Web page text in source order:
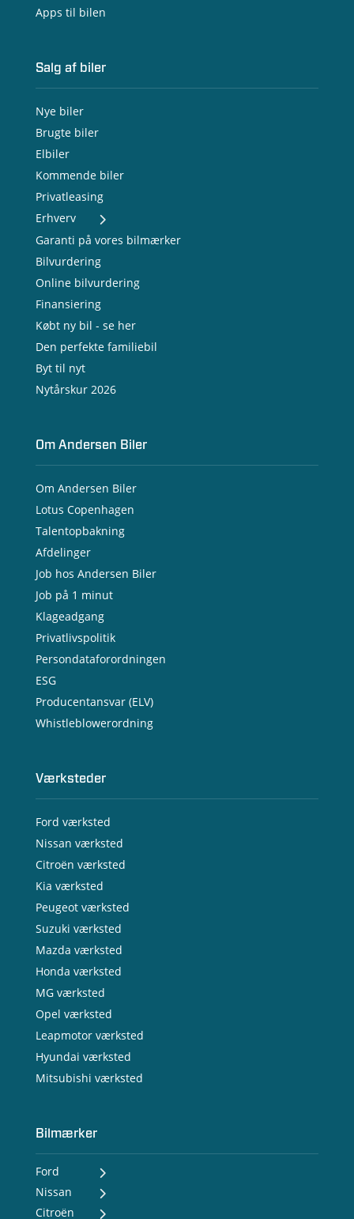
Apps til bilen
Salg af biler
Nye biler
Brugte biler
Elbiler
Kommende biler
Privatleasing
Erhverv
- Nye varebiler
- Brugte varebiler
- Erhvervsleasing
- Testkørsel
- Serviceaftale
- Opladning
Garanti på vores bilmærker
Bilvurdering
Online bilvurdering
Finansiering
Købt ny bil - se her
Den perfekte familiebil
Byt til nyt
Nytårskur 2026
Om Andersen Biler
Om Andersen Biler
Lotus Copenhagen
Talentopbakning
Afdelinger
Job hos Andersen Biler
Job på 1 minut
Klageadgang
Privatlivspolitik
Persondataforordningen
ESG
Producentansvar (ELV)
Whistleblowerordning
Værksteder
Ford værksted
Nissan værksted
Citroën værksted
Kia værksted
Peugeot værksted
Suzuki værksted
Mazda værksted
Honda værksted
MG værksted
Opel værksted
Leapmotor værksted
Hyundai værksted
Mitsubishi værksted
Bilmærker
Ford
- Ford Puma Gen-E
- Ford Capri
Nissan
- Nissan MICRA
Citroën